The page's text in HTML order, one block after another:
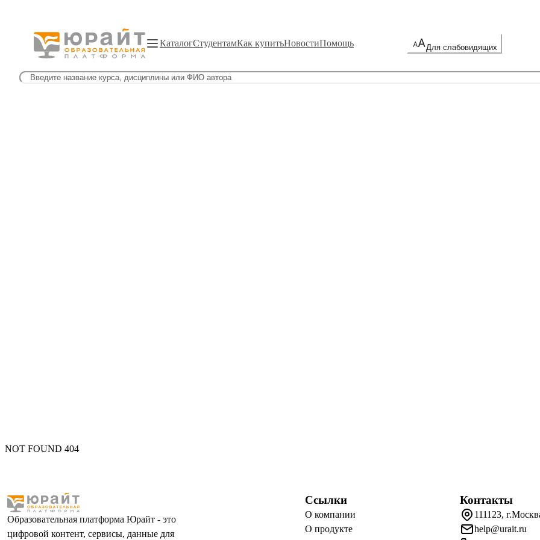
КаталогСтудентамКак купитьНовостиПомощь Для слабовидящих
NOT FOUND 404
Образовательная платформа Юрайт - это
цифровой контент, сервисы, данные для
Ссылки
О компании
О продукте
Контакты
111123,
help@urait.ru